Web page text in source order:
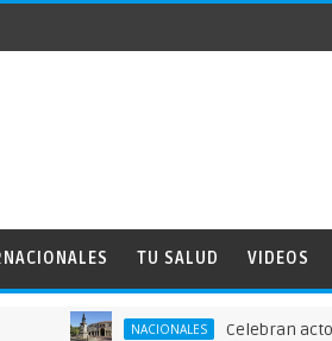
TU SALUD VIDEOS
NACIONALES Celebran actos para